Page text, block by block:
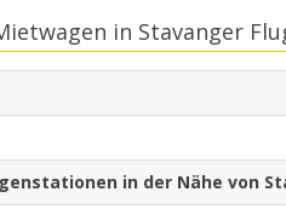
in Stavanger
in der Nähe von